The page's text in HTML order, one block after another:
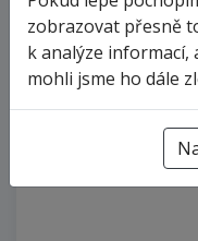
23
Polární potápění
doprava
vlastní
zobrazovat přesně
k analýze informací,
mohli jsme ho dále